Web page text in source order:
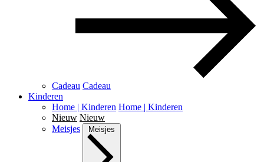
Cadeau Cadeau
Kinderen
Home | Kinderen Home | Kinderen
Nieuw Nieuw
Meisjes
Meisjes